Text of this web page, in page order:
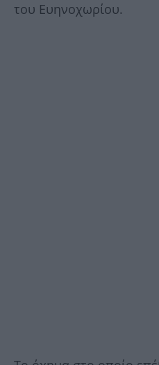
του Ευηνοχωρίου.